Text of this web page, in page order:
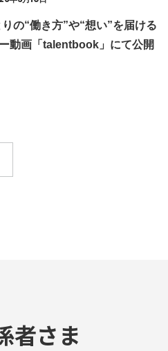
の“働き方”や“想い”を届ける
動画「talentbook」にて公開
者さま